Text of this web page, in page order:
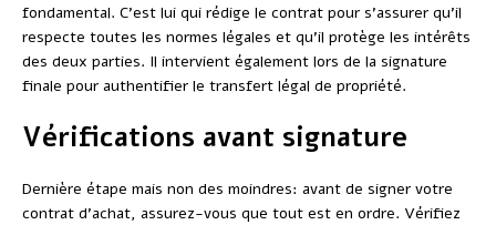
fondamental. C’est lui qui rédige le contrat pour s’assurer qu’il
respecte toutes les normes légales et qu’il protège les intérêts
des deux parties. Il intervient également lors de la signature
finale pour authentifier le transfert légal de propriété.
Vérifications avant signature
Dernière étape mais non des moindres: avant de signer votre
contrat d’achat, assurez-vous que tout est en ordre. Vérifiez